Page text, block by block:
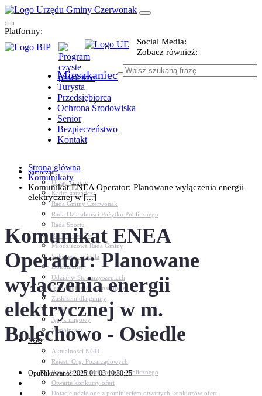
Platformy:
Social Media:
Zobacz również:
Mieszkaniec
Turysta
Przedsiębiorca
Ochrona Środowiska
Senior
Bezpieczeństwo
Kontakt
Samorząd
Urząd Gminy
Kadra zarządcza
Rada Gminy Czerwonak
Rada Działalności Pożytku Publicznego
Rada Sportu
Rada Seniorów
Młodzieżowa Rada Gminy
Sołectwa i osiedla
Dokumenty
Udział w Stowarzyszeniach
Jednostki, spółki, instytucje
Zasłużeni dla gminy
Petycje
Język migowy
Współpraca
NGO
Aktualności NGO
Rejestr Org. Pozarządowych
Rada Działalności Pożytku Publicznego
Otwarte konkursy ofert
Dotacje udzielone z pominięciem otwartych konkursów ofert
Strona główna
Komunikaty
Komunikat ENEA Operator: Planowane wyłączenia energii
elektrycznej w [...]
Komunikat ENEA
Operator: Planowane
wyłączenia energii
elektrycznej w m.
Bolechowo - Osiedle
Opublikowano: 2025-01-03 10:30:25